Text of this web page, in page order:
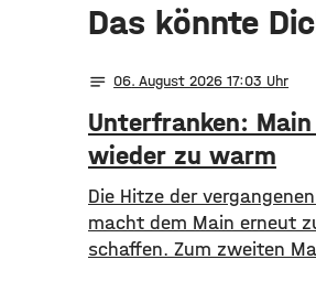
Das könnte
notes 06. August 2026 17:03
Unterfranken:
wieder zu warm
Die Hitze der
macht dem Main erneut
schaffen. Zum zweiten